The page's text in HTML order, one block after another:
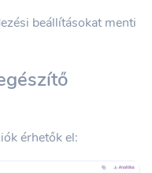
beállításokat menti
érhetők el: